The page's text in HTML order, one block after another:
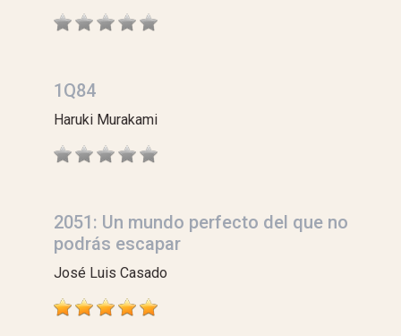
1Q84
Haruki Murakami
2051: Un mundo perfecto del que no
podrás escapar
José Luis Casado